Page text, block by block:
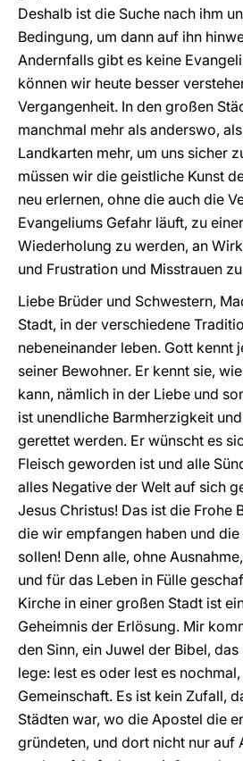
Deshalb ist die Suche nach ihm
Bedingung, um dann auf ihn
Andernfalls gibt es keine
können wir heute besser
Vergangenheit. In den großen
manchmal mehr als anderswo,
Landkarten mehr, um uns sicher
müssen wir die geistliche Kunst
neu erlernen, ohne die auch die
Evangeliums Gefahr läuft, zu
Wiederholung zu werden, an
und Frustration und Misstrauen
Liebe Brüder und Schwestern,
Stadt, in der verschiedene
nebeneinander leben. Gott kennt
seiner Bewohner. Er kennt sie,
kann, nämlich in der Liebe und
ist unendliche Barmherzigkeit
gerettet werden. Er wünscht es
Fleisch geworden ist und alle
alles Negative der Welt auf sich
Jesus Christus! Das ist die Frohe
die wir empfangen haben und
sollen! Denn alle, ohne
und für das Leben in Fülle
Kirche in einer großen Stadt ist
Geheimnis der Erlösung. Mir
den Sinn, ein Juwel der Bibel,
lege: lest es oder lest es
Gemeinschaft. Es ist kein Zufall,
Städten war, wo die Apostel die
gründeten, und dort nicht nur auf